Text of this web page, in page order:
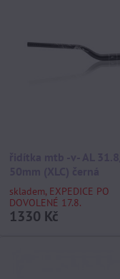
skladem, EXPEDICE PO
DOVOLENÉ 17.8.
1330 Kč